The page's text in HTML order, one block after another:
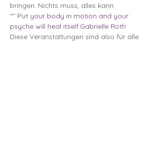
bringen. Nichts muss, alles kann.
“” Put your body in motion and your
psyche will heal itself.Gabrielle Roth
Diese Veranstaltungen sind also für alle